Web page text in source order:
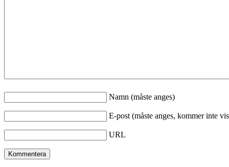
Namn (måste anges)
E-post (måste anges, kommer inte
URL